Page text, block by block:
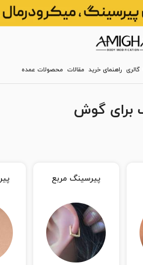
گالری راهنمای خرید مقالات محصولات عمده
برای گوش
پیرسینگ مربع پیرسینگ مثلث